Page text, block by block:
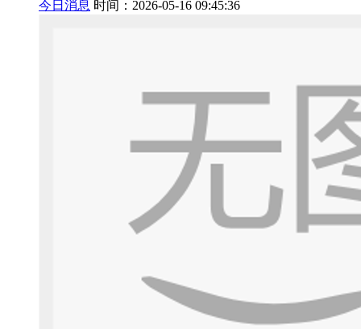
今日消息 时间：2026-05-16 09:45:36